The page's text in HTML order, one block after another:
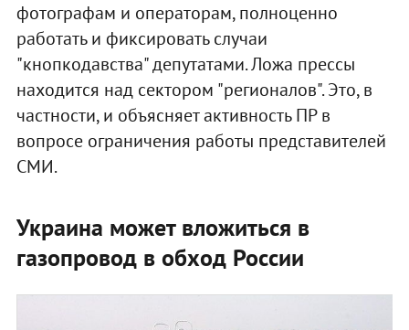
фотографам и операторам, полноценно
работать и фиксировать случаи
"кнопкодавства" депутатами. Ложа прессы
находится над сектором "регионалов". Это, в
частности, и объясняет активность ПР в
вопросе ограничения работы представителей
СМИ.
Украина может вложиться в
газопровод в обход России